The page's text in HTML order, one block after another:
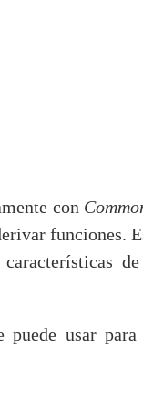
con
funciones.
de
usar